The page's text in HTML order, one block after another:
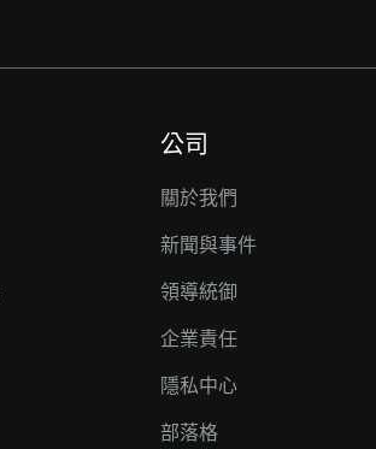
公司
關於我們
新聞與事件
領導統御
企業責任
隱私中心
部落格